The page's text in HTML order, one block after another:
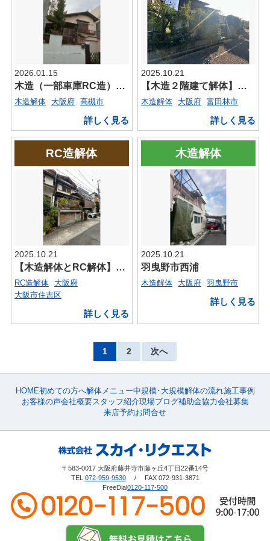
2026.01.15
木造（一部車庫RC造）二階建て
木造解体 大阪府 高槻市
詳しく見る
2025.10.21
【木造２階建て解体】富田林市梅の里
木造解体 大阪府 富田林市
詳しく見る
RC造解体
2025.10.21
【木造解体とRC解体】住吉区万代東
RC造解体
大阪府
大阪市住吉区
詳しく見る
木造解体
2025.10.21
羽曳野市西浦
木造解体 大阪府 羽曳野市
詳しく見る
1 2 次へ
HOME初めての方へ解体メニュー中規模･大規模解体の流れ施工事例
お客様の声会社概要スタッフ紹介現場ブログ補助金協力会社募集
来店予約お問合せ
〒583-0017 大阪府藤井寺市藤ヶ丘4丁目22番14号
TEL 072-959-9530/ FAX 072-931-3871
FreeDial0120-117-500
無理な押し売りはいたしませんので、
安心してご相談ください